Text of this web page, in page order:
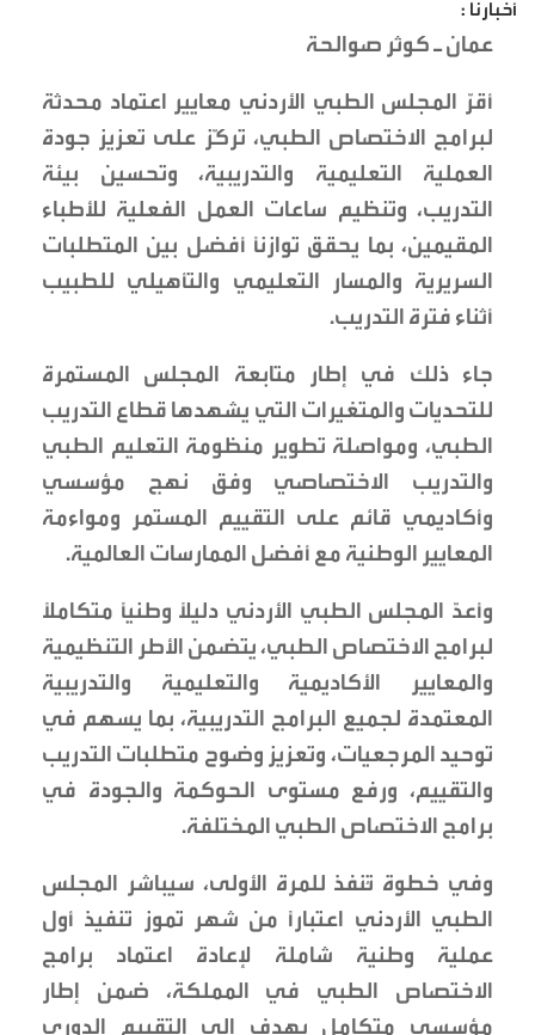
أخبارنا :
عمان ـ كوثر صوالحة
أقرّ المجلس الطبي الأردني معايير اعتماد محدثة
لبرامج الاختصاص الطبي، تركّز على تعزيز جودة
العملية التعليمية والتدريبية، وتحسين بيئة
التدريب، وتنظيم ساعات العمل الفعلية للأطباء
المقيمين، بما يحقق توازنًا أفضل بين المتطلبات
السريرية والمسار التعليمي والتأهيلي للطبيب
أثناء فترة التدريب.
جاء ذلك في إطار متابعة المجلس المستمرة
للتحديات والمتغيرات التي يشهدها قطاع التدريب
الطبي، ومواصلة تطوير منظومة التعليم الطبي
والتدريب الاختصاصي وفق نهج مؤسسي
وأكاديمي قائم على التقييم المستمر ومواءمة
المعايير الوطنية مع أفضل الممارسات العالمية.
وأعدّ المجلس الطبي الأردني دليلًا وطنيًا متكاملًا
لبرامج الاختصاص الطبي، يتضمن الأطر التنظيمية
والمعايير الأكاديمية والتعليمية والتدريبية
المعتمدة لجميع البرامج التدريبية، بما يسهم في
توحيد المرجعيات، وتعزيز وضوح متطلبات التدريب
والتقييم، ورفع مستوى الحوكمة والجودة في
برامج الاختصاص الطبي المختلفة.
وفي خطوة تُنفذ للمرة الأولى، سيباشر المجلس
الطبي الأردني اعتبارًا من شهر تموز تنفيذ أول
عملية وطنية شاملة لإعادة اعتماد برامج
الاختصاص الطبي في المملكة، ضمن إطار
مؤسسي متكامل يهدف إلى التقييم الدوري